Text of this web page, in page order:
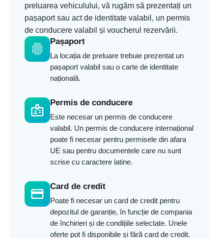
preluarea vehiculului, vă rugăm să prezentați un
pașaport sau act de identitate valabil, un permis
de conducere valabil și voucherul rezervării.
fingerprint
Pașaport
La locația de preluare trebuie prezentat un
pașaport valabil sau o carte de identitate
națională.
badge
Permis de conducere
Este necesar un permis de conducere
valabil. Un permis de conducere internațional
poate fi necesar pentru permisele din afara
UE sau pentru documentele care nu sunt
scrise cu caractere latine.
credit_card
Card de credit
Poate fi necesar un card de credit pentru
depozitul de garanție, în funcție de compania
de închirieri și de condițiile selectate. Unele
oferte pot fi disponibile și fără card de credit.